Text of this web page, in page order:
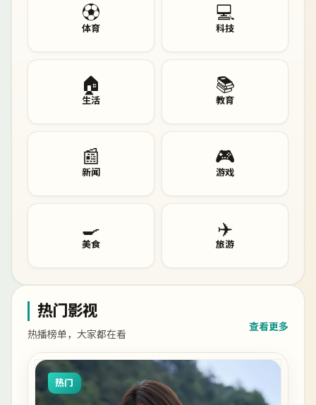
⚽
体育
💻
科技
🏠
生活
📚
教育
📰
新闻
🎮
游戏
🍳
美食
✈️
旅游
热门影视
热播榜单，大家都在看
查看更多
热门